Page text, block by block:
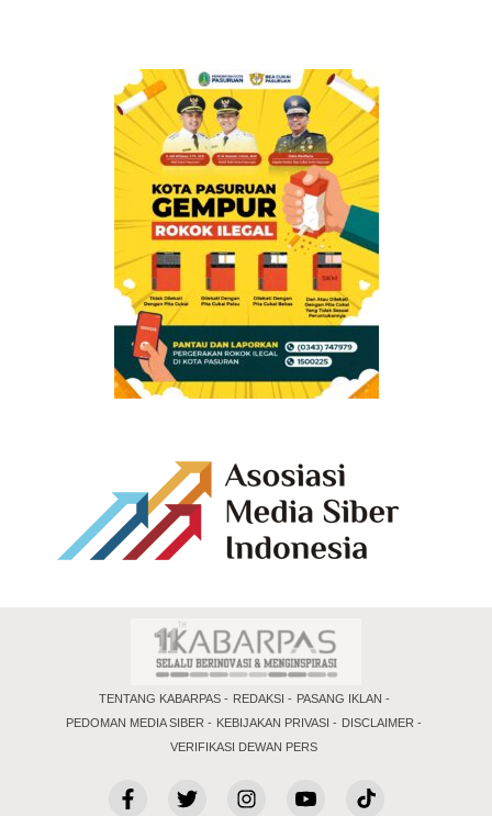
TENTANG KABARPAS REDAKSI
PASANG IKLAN
PEDOMAN MEDIA SIBER
KEBIJAKAN PRIVASI
DISCLAIMER
VERIFIKASI DEWAN PERS